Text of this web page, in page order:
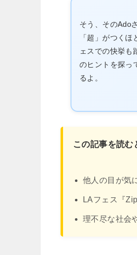
そう、そのAdo
「超」がつく
ェスでの快挙も
のヒントを探っ
るよ。
この記事を読む
他人の目が気
LAフェス『
理不尽な社会